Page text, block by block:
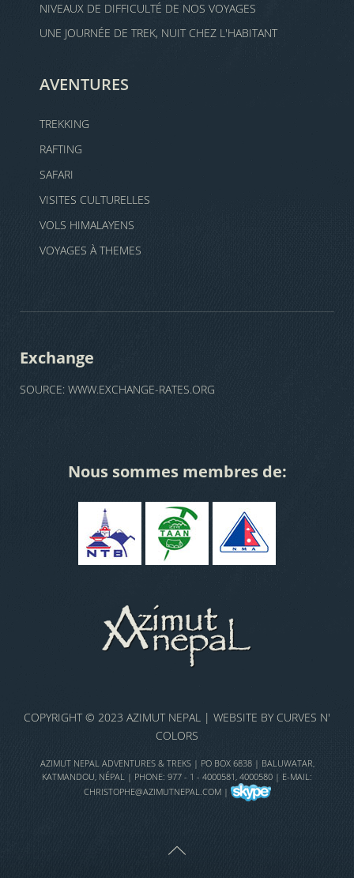
NIVEAUX DE DIFFICULTÉ DE NOS VOYAGES
UNE JOURNÉE DE TREK, NUIT CHEZ L'HABITANT
AVENTURES
TREKKING
RAFTING
SAFARI
VISITES CULTURELLES
VOLS HIMALAYENS
VOYAGES À THEMES
Exchange
SOURCE: WWW.EXCHANGE-RATES.ORG
Nous sommes membres de:
COPYRIGHT © 2023 AZIMUT NEPAL | WEBSITE BY CURVES N'
COLORS
AZIMUT NEPAL ADVENTURES & TREKS | PO BOX 6838 | BALUWATAR,
KATMANDOU, NÉPAL | PHONE: 977 - 1 - 4000581, 4000580 | E-MAIL:
CHRISTOPHE@AZIMUTNEPAL.COM|